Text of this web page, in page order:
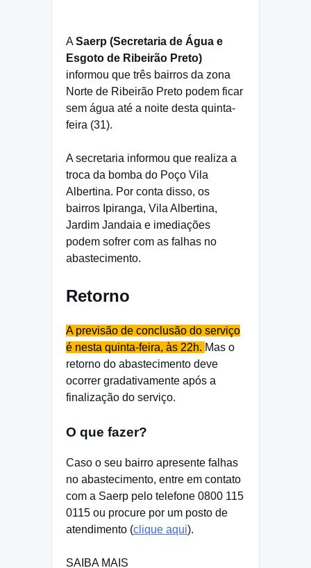
ASaerp (Secretaria de Água e
Esgoto de Ribeirão Preto)
informou que três bairros da zona
Norte de Ribeirão Preto podem ficar
sem água até a noite desta quinta-
feira (31).
A secretaria informou que realiza a
troca da bomba do Poço Vila
Albertina. Por conta disso, os
bairros Ipiranga, Vila Albertina,
Jardim Jandaia e imediações
podem sofrer com as falhas no
abastecimento.
Retorno
A previsão de conclusão do serviço
é nesta quinta-feira, às 22h. Mas o
retorno do abastecimento deve
ocorrer gradativamente após a
finalização do serviço.
O que fazer?
Caso o seu bairro apresente falhas
no abastecimento, entre em contato
com a Saerp pelo telefone 0800 115
0115 ou procure por um posto de
atendimento (clique aqui).
SAIBA MAIS